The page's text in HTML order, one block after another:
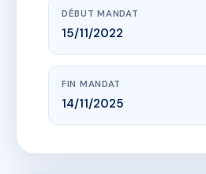
DÉBUT MANDAT
15/11/2022
FIN MANDAT
14/11/2025